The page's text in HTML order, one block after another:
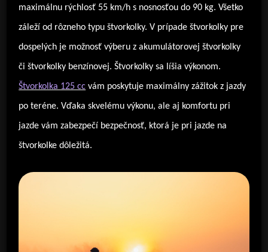
maximálnu rýchlosť 55 km/h s nosnosťou do 90 kg. Všetko
záleží od rôzneho typu štvorkolky. V prípade štvorkolky pre
dospelých je možnosť výberu z akumulátorovej štvorkolky
či štvorkolky benzínovej. Štvorkolky sa líšia výkonom.
Štvorkolka 125 cc vám poskytuje maximálny zážitok z jazdy
po teréne. Vďaka skvelému výkonu, ale aj komfortu pri
jazde vám zabezpečí bezpečnosť, ktorá je pri jazde na
štvorkolke dôležitá.